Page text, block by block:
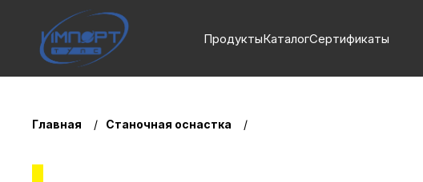
ПродуктыКаталогСертификаты
Главная Станочная оснастка